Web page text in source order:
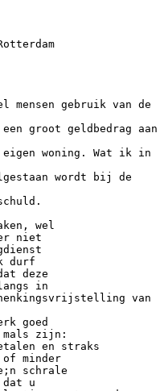
mensen gebruik van de
groot geldbedrag aan
eigen woning. Wat ik in
wordt bij de
wel
niet
durf
deze
in
van
goed
mals zijn:
en straks
of minder
schrale
u